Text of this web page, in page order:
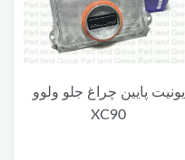
یونیت پایین چراغ جلو ولوو
XC90